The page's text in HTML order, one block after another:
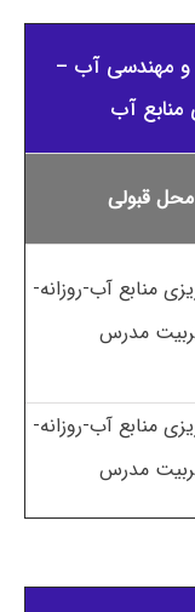
و مهندسی آب –
منابع آب
قبولی
منابع آب-روزانه-
مدرس
منابع آب-روزانه-
مدرس